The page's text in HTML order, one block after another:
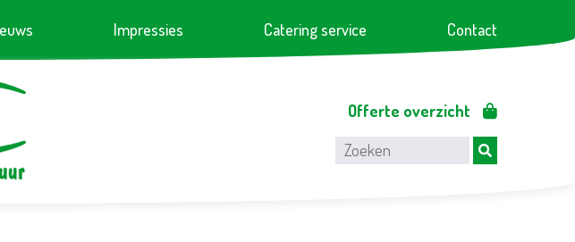
Impressies Catering service Contact
Offerte overzicht